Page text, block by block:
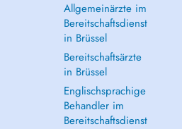
Allgemeinärzte im
Bereitschaftsdienst
in Brüssel
Bereitschaftsärzte
in Brüssel
Englischsprachige
Behandler im
Bereitschaftsdienst